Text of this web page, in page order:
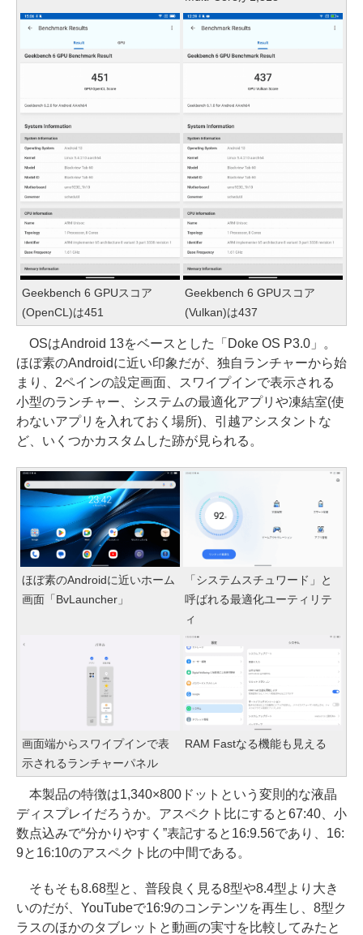
Geekbench 6 GPUスコア
(OpenCL)は451
Geekbench 6 GPUスコア
(Vulkan)は437
OSはAndroid 13をベースとした「Doke OS P3.0」。
ほぼ素のAndroidに近い印象だが、独自ランチャーから始
まり、2ペインの設定画面、スワイプインで表示される
小型のランチャー、システムの最適化アプリや凍結室(使
わないアプリを入れておく場所)、引越アシスタントな
ど、いくつかカスタムした跡が見られる。
ほぼ素のAndroidに近いホーム
画面「BvLauncher」
「システムスチュワード」と
呼ばれる最適化ユーティリテ
ィ
画面端からスワイプインで表
示されるランチャーパネル
RAM Fastなる機能も見える
本製品の特徴は1,340×800ドットという変則的な液晶
ディスプレイだろうか。アスペクト比にすると67:40、小
数点込みで“分かりやすく”表記すると16:9.56であり、16:
9と16:10のアスペクト比の中間である。
そもそも8.68型と、普段良く見る8型や8.4型より大き
いのだが、YouTubeで16:9のコンテンツを再生し、8型ク
ラスのほかのタブレットと動画の実寸を比較してみたと